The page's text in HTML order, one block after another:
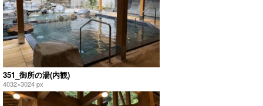
351_御所の湯(内観)
4032×3024 px